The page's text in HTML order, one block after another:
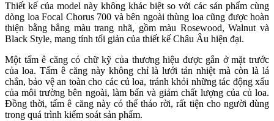
Thiết kế của model này không khác biệt so với các sản phẩm cùng
dòng loa Focal Chorus 700 và bên ngoài thùng loa cũng được hoàn
thiện bằng bẳng màu trang nhã, gồm màu Rosewood, Walnut và
Black Style, mang tính tối giản của thiết kế Châu Âu hiện đại.
Một tấm ê căng có chữ kỹ của thương hiệu được gắn ở mặt trước
của loa. Tấm ê căng này không chỉ là lưới tản nhiệt mà còn là lá
chắn, bảo vệ an toàn cho các củ loa, tránh khỏi những tác động xấu
của môi trường bên ngoài, làm bẩn và giảm chất lượng của củ loa.
Đồng thời, tấm ê căng này có thể tháo rời, rất tiện cho người dùng
trong quá trình kiểm soát sản phẩm.